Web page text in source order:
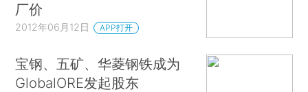
厂价
2012年06月12日 APP打开
宝钢、五矿、华菱钢铁成为
GlobalORE发起股东